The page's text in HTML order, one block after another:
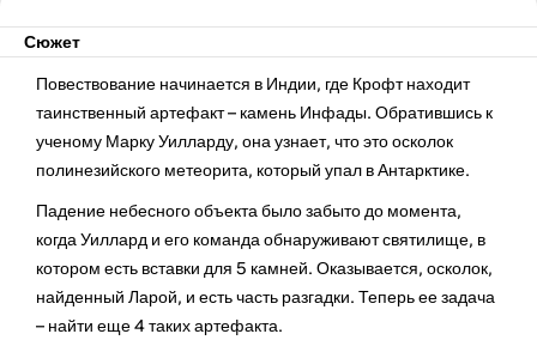
Сюжет
Повествование начинается в Индии, где Крофт находит
таинственный артефакт – камень Инфады. Обратившись к
ученому Марку Уилларду, она узнает, что это осколок
полинезийского метеорита, который упал в Антарктике.
Падение небесного объекта было забыто до момента,
когда Уиллард и его команда обнаруживают святилище, в
котором есть вставки для 5 камней. Оказывается, осколок,
найденный Ларой, и есть часть разгадки. Теперь ее задача
– найти еще 4 таких артефакта.